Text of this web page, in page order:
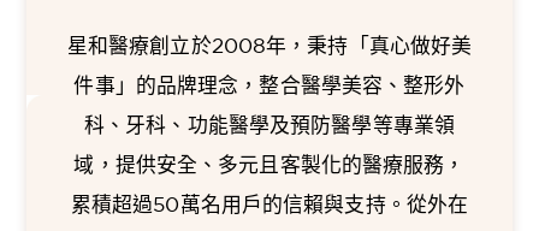
星和醫療創立於2008年，秉持「真心做好美
件事」的品牌理念，整合醫學美容、整形外
科、牙科、功能醫學及預防醫學等專業領
域，提供安全、多元且客製化的醫療服務，
累積超過50萬名用戶的信賴與支持。從外在